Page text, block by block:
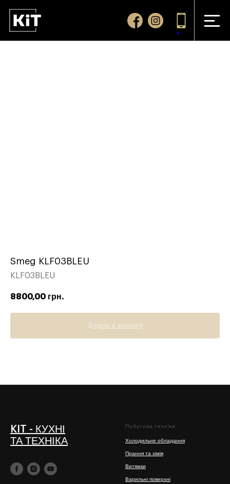
Smeg KLF03BLEU
KLF03BLEU
8800,00 грн.
Додати в корзину
KIT - КУХНІ
ТА ТЕХНІКА
Побутова техніка
Холодильне обладання
Прання та хімія
Витяжки
Варильні поверхні